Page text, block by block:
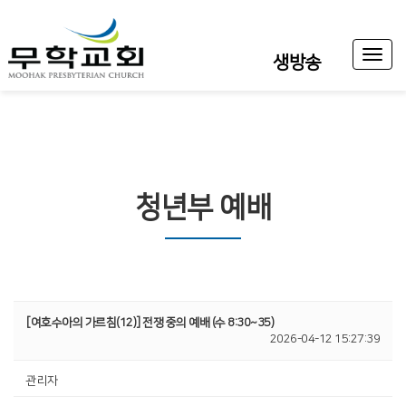
생방송
Toggle
청년부 예배
[여호수아의 가르침(12)] 전쟁 중의 예배 (수 8:30~35)
2026-04-12 15:27:39
관리자